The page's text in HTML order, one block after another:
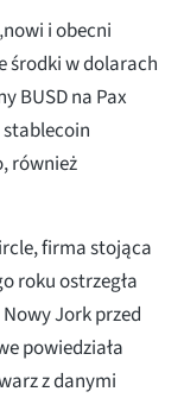
i obecni
środki w dolarach
BUSD na Pax
również
firma stojąca
roku ostrzegła
Jork przed
powiedziała
z danymi